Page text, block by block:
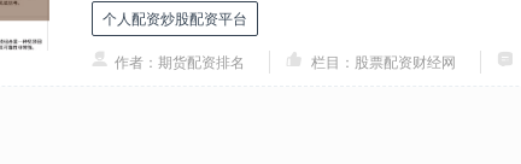
个人配资炒股配资平台
作者：期货配资排名 栏目：股票配资财经网